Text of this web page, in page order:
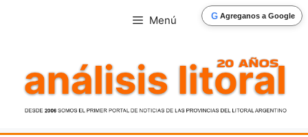
G Agreganos a Google
Menú